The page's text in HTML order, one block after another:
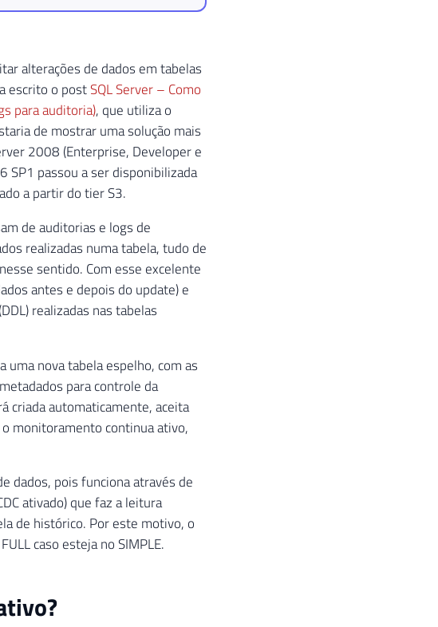
alterações de dados em tabelas
escrito o postSQL Server – Como
para auditoria), que utiliza o
de mostrar uma solução mais
2008 (Enterprise, Developer e
SP1 passou a ser disponibilizada
a partir do tier S3.
de auditorias e logs de
realizadas numa tabela, tudo de
sentido. Com esse excelente
antes e depois do update) e
realizadas nas tabelas
uma nova tabela espelho, com as
para controle da
criada automaticamente, aceita
o monitoramento continua ativo,
dados, pois funciona através de
ativado) que faz a leitura
de histórico. Por este motivo, o
caso esteja no SIMPLE.